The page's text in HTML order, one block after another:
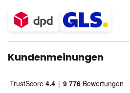
Kundenmeinungen